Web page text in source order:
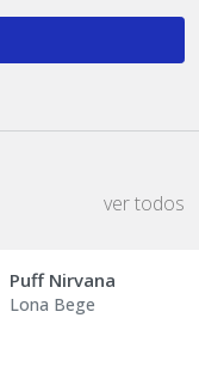
ver todos
Puff Nirvana
Lona Bege